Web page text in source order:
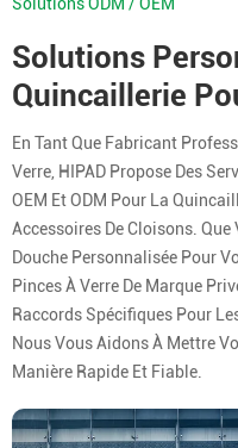
Solutions
Quincaillerie
En Tant Que Fabricant
Verre, HIPAD Propose Des
OEM Et ODM Pour La
Accessoires De Cloisons. Que
Douche Personnalisée Pour
Pinces À Verre De Marque
Raccords Spécifiques Pour
Nous Vous Aidons À Mettre
Manière Rapide Et Fiable.